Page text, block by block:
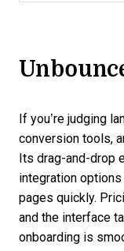
If you’re judging
conversion tools,
Its drag-and-drop
integration
pages quickly.
and the interface
onboarding is